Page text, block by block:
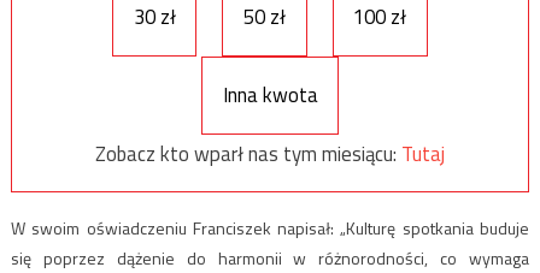
30 zł 50 zł 100 zł
Inna kwota
Zobacz kto wparł nas tym miesiącu: Tutaj
W swoim oświadczeniu Franciszek napisał: „Kulturę spotkania buduje
się poprzez dążenie do harmonii w różnorodności, co wymaga